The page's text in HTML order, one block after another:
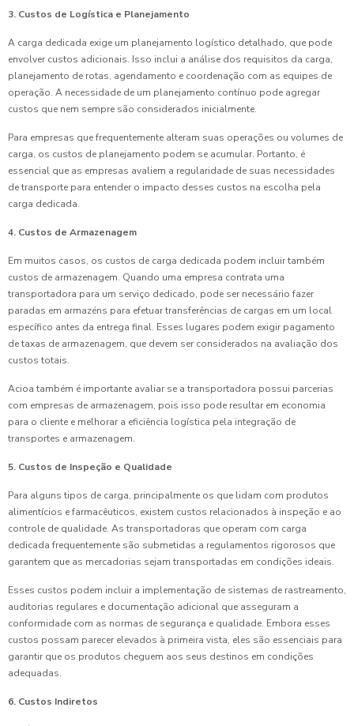
3. Custos de Logística e Planejamento
A carga dedicada exige um planejamento logístico detalhado, que pode
envolver custos adicionais. Isso inclui a análise dos requisitos da carga,
planejamento de rotas, agendamento e coordenação com as equipes de
operação. A necessidade de um planejamento contínuo pode agregar
custos que nem sempre são considerados inicialmente.
Para empresas que frequentemente alteram suas operações ou volumes de
carga, os custos de planejamento podem se acumular. Portanto, é
essencial que as empresas avaliem a regularidade de suas necessidades
de transporte para entender o impacto desses custos na escolha pela
carga dedicada.
4. Custos de Armazenagem
Em muitos casos, os custos de carga dedicada podem incluir também
custos de armazenagem. Quando uma empresa contrata uma
transportadora para um serviço dedicado, pode ser necessário fazer
paradas em armazéns para efetuar transferências de cargas em um local
específico antes da entrega final. Esses lugares podem exigir pagamento
de taxas de armazenagem, que devem ser considerados na avaliação dos
custos totais.
Acioa também é importante avaliar se a transportadora possui parcerias
com empresas de armazenagem, pois isso pode resultar em economia
para o cliente e melhorar a eficiência logística pela integração de
transportes e armazenagem.
5. Custos de Inspeção e Qualidade
Para alguns tipos de carga, principalmente os que lidam com produtos
alimentícios e farmacêuticos, existem custos relacionados à inspeção e ao
controle de qualidade. As transportadoras que operam com carga
dedicada frequentemente são submetidas a regulamentos rigorosos que
garantem que as mercadorias sejam transportadas em condições ideais.
Esses custos podem incluir a implementação de sistemas de rastreamento,
auditorias regulares e documentação adicional que asseguram a
conformidade com as normas de segurança e qualidade. Embora esses
custos possam parecer elevados à primeira vista, eles são essenciais para
garantir que os produtos cheguem aos seus destinos em condições
adequadas.
6. Custos Indiretos